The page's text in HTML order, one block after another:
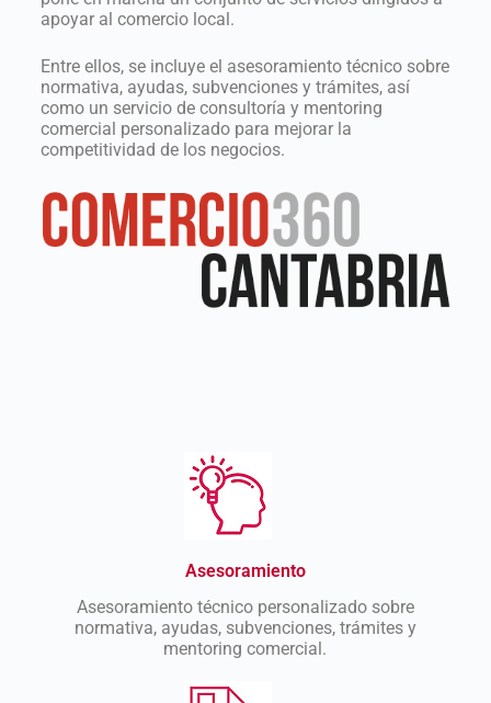
apoyar al comercio local.
Entre ellos, se incluye el asesoramiento técnico sobre
normativa, ayudas, subvenciones y trámites, así
como un servicio de consultoría y mentoring
comercial personalizado para mejorar la
competitividad de los negocios.
Asesoramiento
Asesoramiento técnico personalizado sobre
normativa, ayudas, subvenciones, trámites y
mentoring comercial.